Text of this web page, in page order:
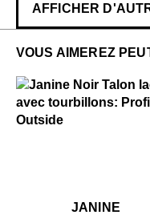
AFFICHER
VOUS AIMEREZ
JANINE